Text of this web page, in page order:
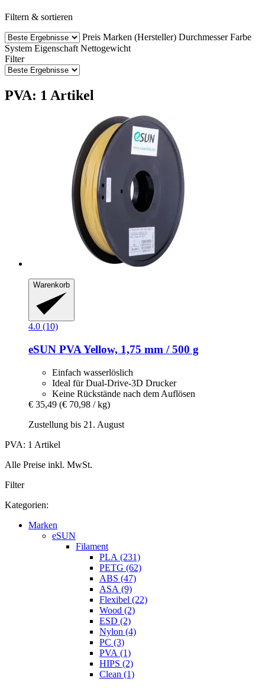
Filtern & sortieren
Preis Marken (Hersteller) Durchmesser Farbe
System Eigenschaft Nettogewicht
Filter
PVA: 1 Artikel
Warenkorb
4.0 (10)
eSUN PVA Yellow, 1,75 mm / 500 g
Einfach wasserlöslich
Ideal für Dual-Drive-3D Drucker
Keine Rückstände nach dem Auflösen
€ 35,49 (€ 70,98 / kg)
Zustellung bis 21. August
PVA: 1 Artikel
Alle Preise inkl. MwSt.
Filter
Kategorien:
Marken
eSUN
Filament
PLA (231)
PETG (62)
ABS (47)
ASA (9)
Flexibel (22)
Wood (2)
ESD (2)
Nylon (4)
PC (3)
PVA (1)
HIPS (2)
Clean (1)